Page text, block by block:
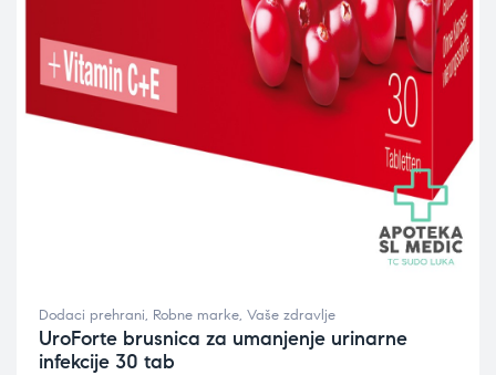
Dodaci prehrani, Robne marke, Vaše zdravlje
UroForte brusnica za umanjenje urinarne
infekcije 30 tab